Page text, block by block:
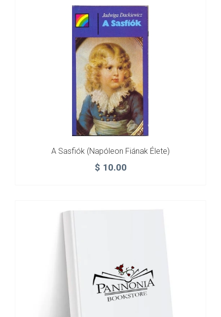
A Sasfiók (Napóleon Fiának Élete)
$ 10.00